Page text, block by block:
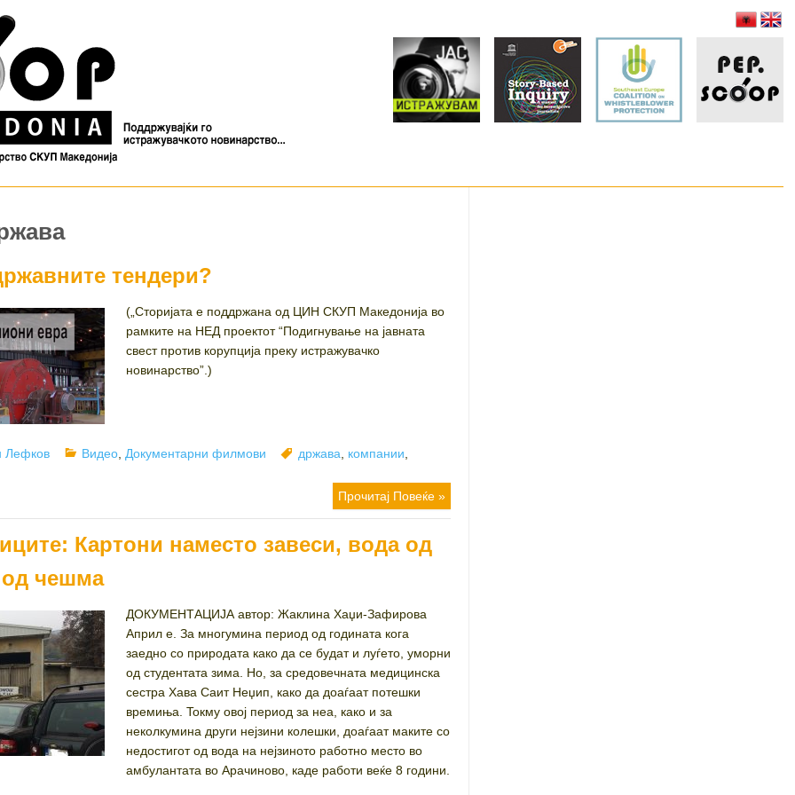
тендери?
(„Сторијата е поддржана од ЦИН СКУП Македонија во
рамките на НЕД проектот “Подигнување на јавната
свест против корупција преку истражувачко
новинарство”.)
Лефков Categories
Видео Документарни филмови Tags
држава компании
Прочитај Повеќе »
Картони наместо завеси, вода од
од чешма
ДОКУМЕНТАЦИЈА автор: Жаклина Хаџи-Зафирова
Април е. За многумина период од годината кога
заедно со природата како да се будат и луѓето, уморни
од студентата зима. Но, за средовечната медицинска
сестра Хава Саит Неџип, како да доаѓаат потешки
времиња. Toкму овој период за неа, како и за
неколкумина други нејзини колешки, доаѓаат маките со
недостигот од вода на нејзиното работно место во
амбулантата во Арачиново, каде работи веќе 8 години.